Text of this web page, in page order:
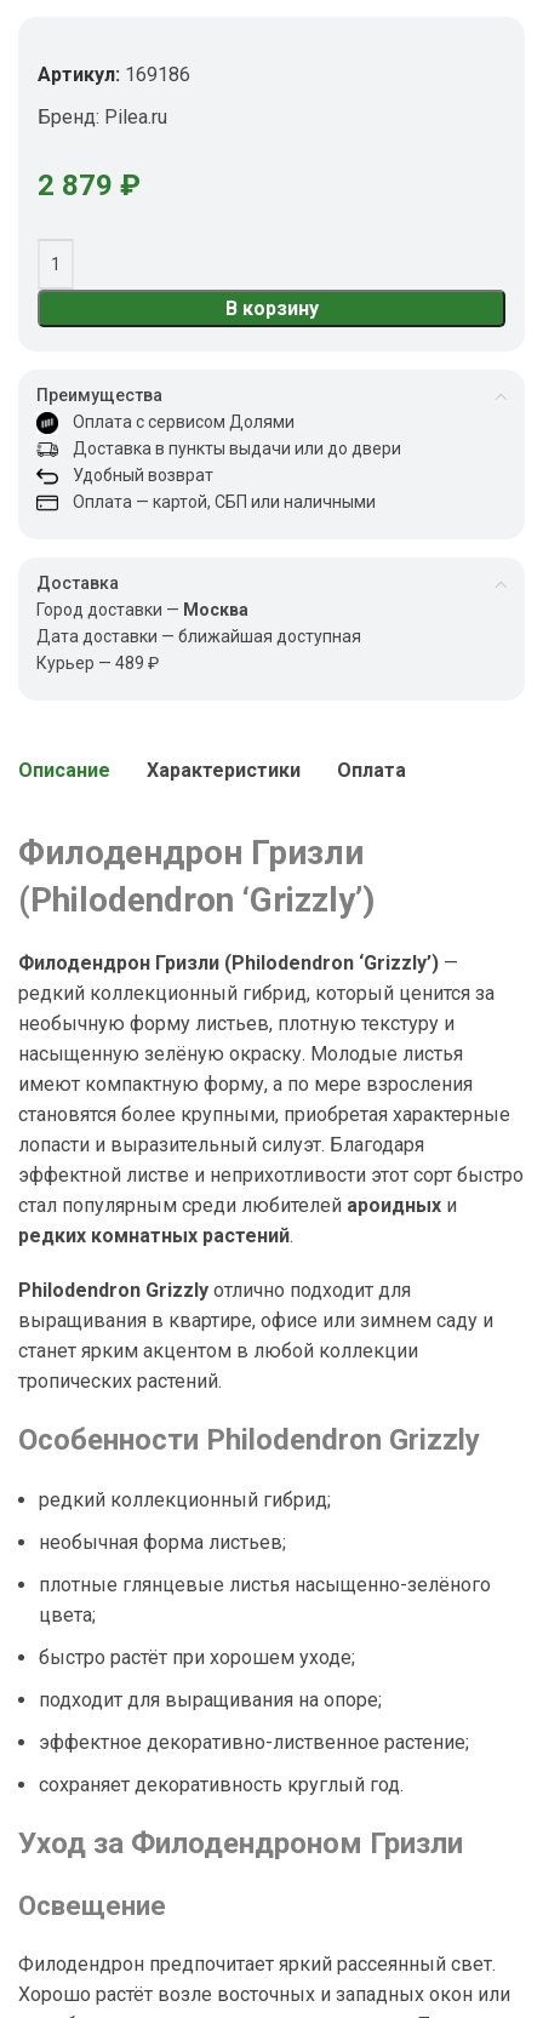
Артикул: 169186
Бренд: Pilea.ru
2 879 ₽
В корзину
Преимущества
Оплата с сервисом Долями
Доставка в пункты выдачи или до двери
Удобный возврат
Оплата — картой, СБП или наличными
Доставка
Город доставки — Москва
Дата доставки — ближайшая доступная
Курьер — 489 ₽
Описание Характеристики Оплата
Филодендрон Гризли
(Philodendron ‘Grizzly’)
Филодендрон Гризли (Philodendron ‘Grizzly’) —
редкий коллекционный гибрид, который ценится за
необычную форму листьев, плотную текстуру и
насыщенную зелёную окраску. Молодые листья
имеют компактную форму, а по мере взросления
становятся более крупными, приобретая характерные
лопасти и выразительный силуэт. Благодаря
эффектной листве и неприхотливости этот сорт быстро
стал популярным среди любителей ароидных и
редких комнатных растений.
Philodendron Grizzly отлично подходит для
выращивания в квартире, офисе или зимнем саду и
станет ярким акцентом в любой коллекции
тропических растений.
Особенности Philodendron Grizzly
редкий коллекционный гибрид;
необычная форма листьев;
плотные глянцевые листья насыщенно-зелёного
цвета;
быстро растёт при хорошем уходе;
подходит для выращивания на опоре;
эффектное декоративно-лиственное растение;
сохраняет декоративность круглый год.
Уход за Филодендроном Гризли
Освещение
Филодендрон предпочитает яркий рассеянный свет.
Хорошо растёт возле восточных и западных окон или